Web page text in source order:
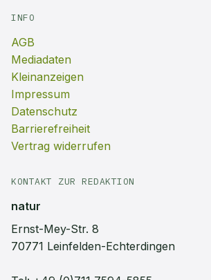
INFO
AGB
Mediadaten
Kleinanzeigen
Impressum
Datenschutz
Barrierefreiheit
Vertrag widerrufen
KONTAKT ZUR REDAKTION
natur
Ernst-Mey-Str. 8
70771 Leinfelden-Echterdingen